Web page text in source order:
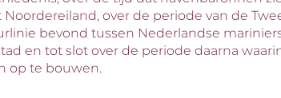
over de periode van de
bevond tussen Nederlandse
en tot slot over de periode daarna
op te bouwen.